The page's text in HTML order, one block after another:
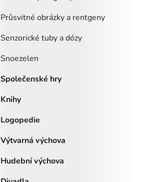
Průsvitné obrázky a rentgeny
Senzorické tuby a dózy
Snoezelen
Společenské hry
Knihy
Logopedie
Výtvarná výchova
Hudební výchova